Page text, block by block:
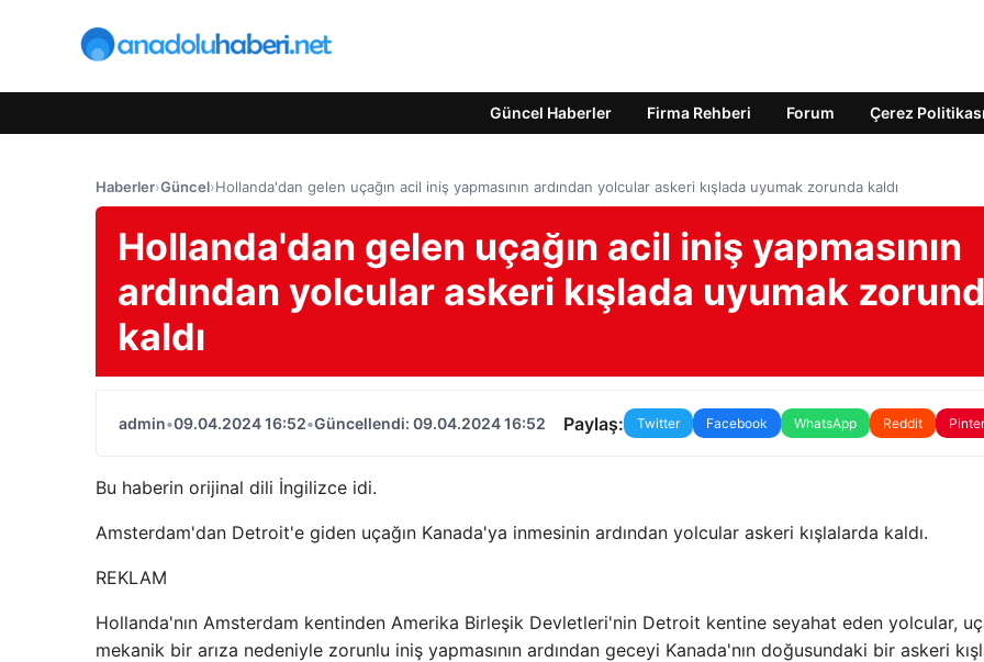
Güncel Haberler Firma Rehberi Forum Çerez Politikası
Haberler›Güncel›Hollanda'dan gelen uçağın acil iniş yapmasının ardından yolcular askeri kışlada uyumak zorunda kaldı
Hollanda'dan gelen uçağın acil iniş yapmasının
ardından yolcular askeri kışlada uyumak
kaldı
admin•09.04.2024 16:52•Güncellendi: 09.04.2024 16:52 Paylaş: Twitter Facebook WhatsApp Reddit
Bu haberin orijinal dili İngilizce idi.
Amsterdam'dan Detroit'e giden uçağın Kanada'ya inmesinin ardından yolcular askeri kışlalarda kaldı.
REKLAM
Hollanda'nın Amsterdam kentinden Amerika Birleşik Devletleri'nin Detroit kentine seyahat eden yolcular,
mekanik bir arıza nedeniyle zorunlu iniş yapmasının ardından geceyi Kanada'nın doğusundaki bir askeri